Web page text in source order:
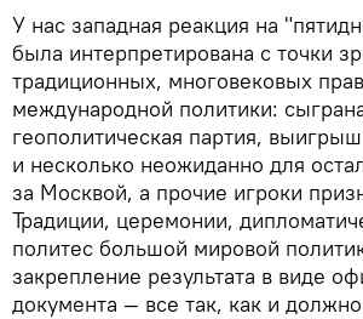
У нас западная реакция на
была интерпретирована с точки
традиционных, многовековых
международной политики:
геополитическая партия,
и несколько неожиданно для
за Москвой, а прочие игроки
Традиции, церемонии,
политес большой мировой
закрепление результата в виде
документа — все так, как и